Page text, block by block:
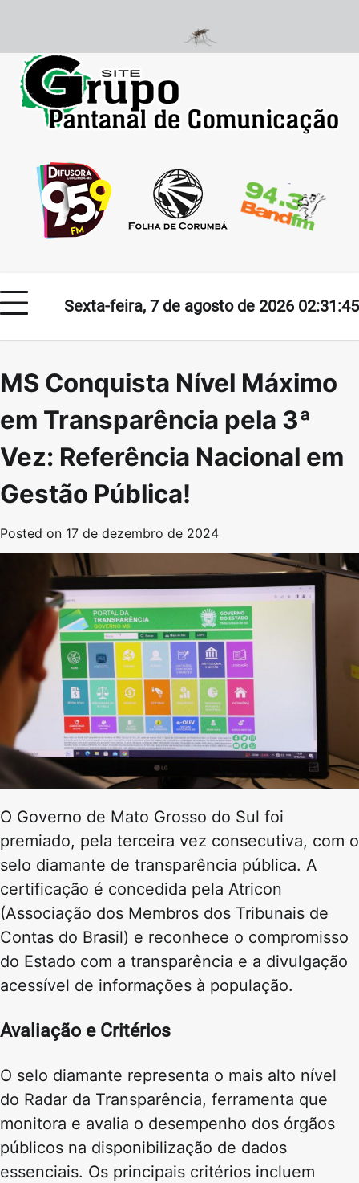
content
Sexta-feira, 7 de agosto de 2026 02:31:45
MS Conquista Nível Máximo
em Transparência pela 3ª
Vez: Referência Nacional em
Gestão Pública!
Posted on 17 de dezembro de 2024
O Governo de Mato Grosso do Sul foi
premiado, pela terceira vez consecutiva, com o
selo diamante de transparência pública. A
certificação é concedida pela Atricon
(Associação dos Membros dos Tribunais de
Contas do Brasil) e reconhece o compromisso
do Estado com a transparência e a divulgação
acessível de informações à população.
Avaliação e Critérios
O selo diamante representa o mais alto nível
do Radar da Transparência, ferramenta que
monitora e avalia o desempenho dos órgãos
públicos na disponibilização de dados
essenciais. Os principais critérios incluem